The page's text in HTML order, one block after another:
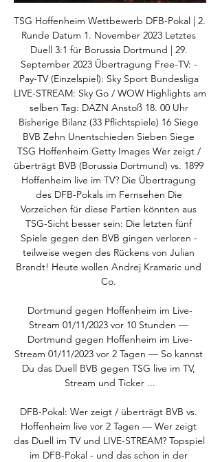
TSG Hoffenheim Wettbewerb DFB-Pokal | 2.
Runde Datum 1. November 2023 Letztes
Duell 3:1 für Borussia Dortmund | 29.
September 2023 Übertragung Free-TV: -
Pay-TV (Einzelspiel): Sky Sport Bundesliga
LIVE-STREAM: Sky Go / WOW Highlights am
selben Tag: DAZN Anstoß 18. 00 Uhr
Bisherige Bilanz (33 Pflichtspiele) 16 Siege
BVB Zehn Unentschieden Sieben Siege
TSG Hoffenheim Getty Images Wer zeigt /
überträgt BVB (Borussia Dortmund) vs. 1899
Hoffenheim live im TV? Die Übertragung
des DFB-Pokals im Fernsehen Die
Vorzeichen für diese Partien könnten aus
TSG-Sicht besser sein: Die letzten fünf
Spiele gegen den BVB gingen verloren -
teilweise wegen des Rückens von Julian
Brandt! Heute wollen Andrej Kramaric und
Co.
Dortmund gegen Hoffenheim im Live-
Stream 01/11/2023 vor 10 Stunden —
Dortmund gegen Hoffenheim im Live-
Stream 01/11/2023 vor 2 Tagen — So kannst
Du das Duell BVB gegen TSG live im TV,
Stream und Ticker ...
DFB-Pokal: Wer zeigt / überträgt BVB vs.
Hoffenheim live vor 2 Tagen — Wer zeigt
das Duell im TV und LIVE-STREAM? Topspiel
im DFB-Pokal - und das schon in der